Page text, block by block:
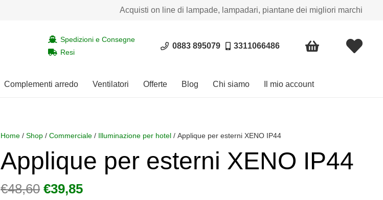
Acquisti on line di lampade, lampadari, piantane dei migliori marchi
Spedizioni e Consegne
Resi
0883 895079 3311066486
Complementi arredo Ventilatori Offerte Blog Chi siamo Il mio account
Home /Shop /Commerciale / Illuminazione per hotel / Applique per esterni XENO IP44
Applique per esterni XENO IP44
€48,60 Il
€39,85Il